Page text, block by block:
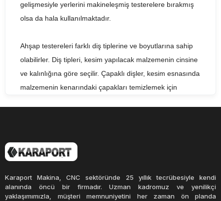
gelişmesiyle yerlerini makineleşmiş testerelere bırakmış
olsa da hala kullanılmaktadır.
Ahşap testereleri farklı diş tiplerine ve boyutlarına sahip
olabilirler. Diş tipleri, kesim yapılacak malzemenin cinsine
ve kalınlığına göre seçilir. Çapaklı dişler, kesim esnasında
malzemenin kenarındaki çapakları temizlemek için
Ahşap testereleri, kesim işlemlerinin yanı sıra
şekillendirme işlemleri için de kullanılabilir. Özel olarak
yaparak ahşap malzemelere özgün şekiller verebilir.
Karaport Makina, CNC sektöründe 25 yıllık tecrübesiyle kendi
alanında öncü bir firmadır. Uzman kadromuz ve yenilikçi
yaklaşımımızla, müşteri memnuniyetini her zaman ön planda